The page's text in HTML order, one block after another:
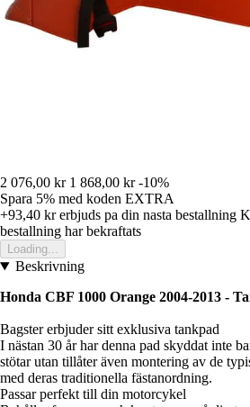
2 076,00 kr 1 868,00 kr -10%
Spara 5% med koden EXTRA
+93,40 krerbjuds pa din nasta bestallning
bestallning har bekraftats
Loading...
Beskrivning
Honda CBF 1000 Orange 2004-2013 -
Bagster erbjuder sitt exklusiva tankpad
I nästan 30 år har denna pad skyddat inte
stötar utan tillåter även montering av de
med deras traditionella fästanordning.
Passar perfekt till din motorcykel